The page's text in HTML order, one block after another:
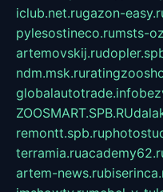
iclub.net.rugazon-
pylesostineco.rumsts-
artemovskij.ru
ndm.msk.ru
globalautotrade.info
ZOOSMART.SPB.RU
remontt.spb.ru
terramia.ru
artem-news.ru